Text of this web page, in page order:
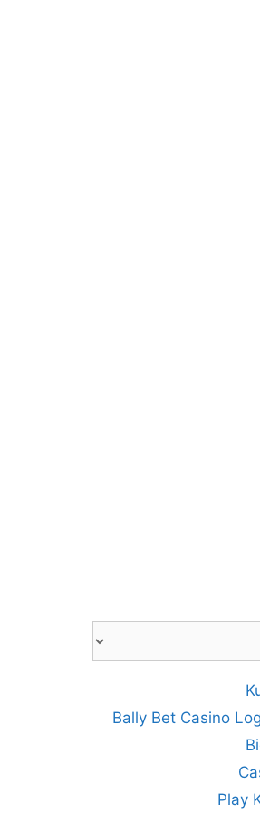
Bally Bet Casino
Play